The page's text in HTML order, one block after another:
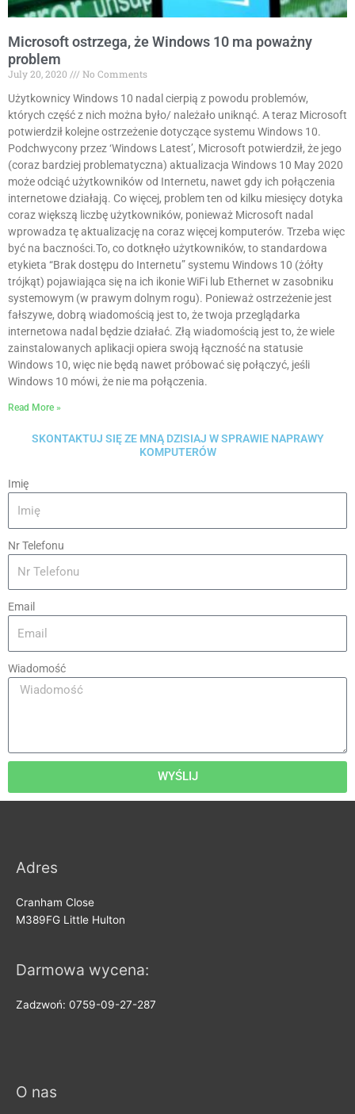
Microsoft ostrzega, że Windows 10 ma poważny
problem
July 20, 2020
No Comments
Użytkownicy Windows 10 nadal cierpią z powodu problemów,
których część z nich można było/ należało uniknąć. A teraz Microsoft
potwierdził kolejne ostrzeżenie dotyczące systemu Windows 10.
Podchwycony przez ‘Windows Latest’, Microsoft potwierdził, że jego
(coraz bardziej problematyczna) aktualizacja Windows 10 May 2020
może odciąć użytkowników od Internetu, nawet gdy ich połączenia
internetowe działają. Co więcej, problem ten od kilku miesięcy dotyka
coraz większą liczbę użytkowników, ponieważ Microsoft nadal
wprowadza tę aktualizację na coraz więcej komputerów. Trzeba więc
być na baczności.To, co dotknęło użytkowników, to standardowa
etykieta “Brak dostępu do Internetu” systemu Windows 10 (żółty
trójkąt) pojawiająca się na ich ikonie WiFi lub Ethernet w zasobniku
systemowym (w prawym dolnym rogu). Ponieważ ostrzeżenie jest
fałszywe, dobrą wiadomością jest to, że twoja przeglądarka
internetowa nadal będzie działać. Złą wiadomością jest to, że wiele
zainstalowanych aplikacji opiera swoją łączność na statusie
Windows 10, więc nie będą nawet próbować się połączyć, jeśli
Windows 10 mówi, że nie ma połączenia.
Read More »
SKONTAKTUJ SIĘ ZE MNĄ DZISIAJ W SPRAWIE NAPRAWY
KOMPUTERÓW
Imię
Nr Telefonu
Email
Wiadomość
WYŚLIJ
Adres
Cranham Close
M389FG Little Hulton
Darmowa wycena:
Zadzwoń: 0759-09-27-287
O nas